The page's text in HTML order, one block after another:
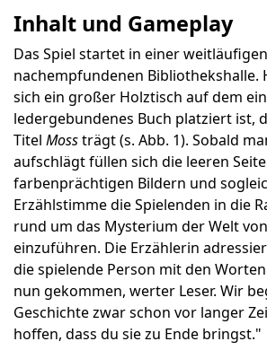
Inhalt und Gameplay
Das Spiel startet in einer
nachempfundenen Bibliothekshalle.
sich ein großer Holztisch auf dem
ledergebundenes Buch platziert ist,
Titel Mossträgt (s. Abb. 1). Sobald
aufschlägt füllen sich die leeren
farbenprächtigen Bildern und
Erzählstimme die Spielenden in die
rund um das Mysterium der Welt
einzuführen. Die Erzählerin
die spielende Person mit den
nun gekommen, werter Leser. Wir
Geschichte zwar schon vor langer
hoffen, dass du sie zu Ende bringst."